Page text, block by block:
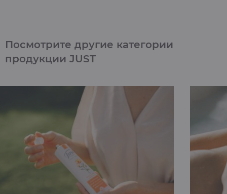
Посмотрите другие категории
продукции JUST